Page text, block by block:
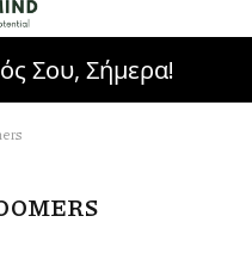
Σου, Σήμερα!